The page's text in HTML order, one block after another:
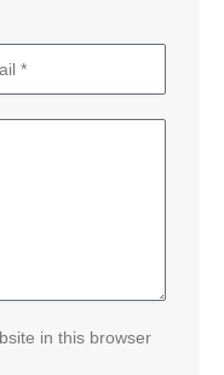
in this browser